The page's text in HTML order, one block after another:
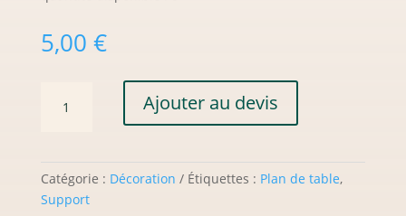
5,00 €
Ajouter au devis
Catégorie : Décoration Étiquettes : Plan de table,
Support